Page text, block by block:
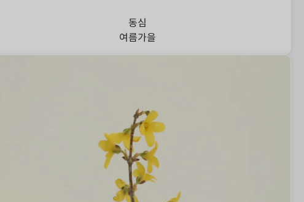
동심
여름가을